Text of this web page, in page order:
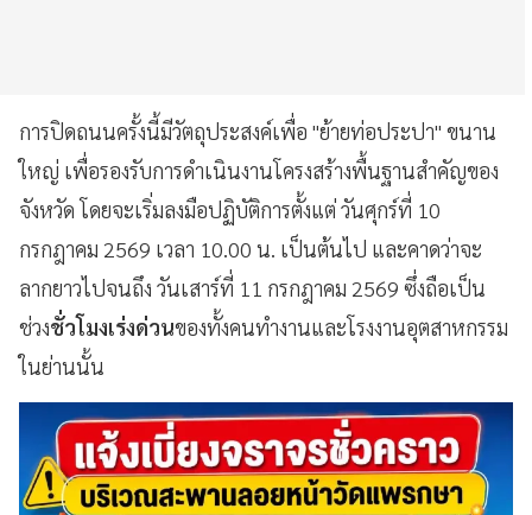
การปิดถนนครั้งนี้มีวัตถุประสงค์เพื่อ "ย้ายท่อประปา" ขนาน
ใหญ่ เพื่อรองรับการดำเนินงานโครงสร้างพื้นฐานสำคัญของ
จังหวัด โดยจะเริ่มลงมือปฏิบัติการตั้งแต่ วันศุกร์ที่ 10
กรกฎาคม 2569 เวลา 10.00 น. เป็นต้นไป และคาดว่าจะ
ลากยาวไปจนถึง วันเสาร์ที่ 11 กรกฎาคม 2569 ซึ่งถือเป็น
ช่วงชั่วโมงเร่งด่วนของทั้งคนทำงานและโรงงานอุตสาหกรรม
ในย่านนั้น